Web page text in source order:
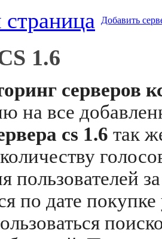
страница Добавить
1.6
серверов
на все
cs 1.6 так
пользователей
по дате